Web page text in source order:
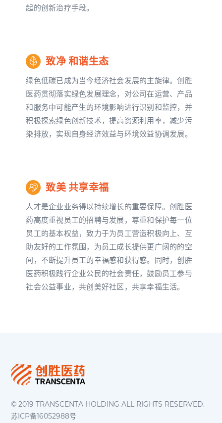
起的创新治疗手段。
致净 和谐生态
绿色低碳已成为当今经济社会发展的主旋律。创胜
医药贯彻落实绿色发展理念，对公司在运营、产品
和服务中可能产生的环境影响进行识别和监控，并
积极探索绿色创新技术，提高资源利用率，减少污
染排放，实现自身经济效益与环境效益协调发展。
致美 共享幸福
人才是企业业务得以持续增长的重要保障。创胜医
药高度重视员工的招聘与发展，尊重和保护每一位
员工的基本权益，致力于为员工营造积极向上、互
助友好的工作氛围，为员工成长提供更广阔的的空
间，不断提升员工的幸福感和获得感。同时，创胜
医药积极践行企业公民的社会责任，鼓励员工参与
社会公益事业，共创美好社区，共享幸福生活。
© 2019 TRANSCENTA HOLDING ALL RIGHTS RESERVED.
苏ICP备16052988号